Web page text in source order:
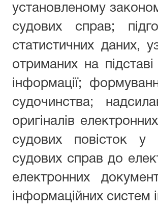
установленому
судових справ;
статистичних даних,
отриманих на
інформації;
судочинства;
оригіналів
судових повісток у
судових справ до
електронних
інформаційних систем